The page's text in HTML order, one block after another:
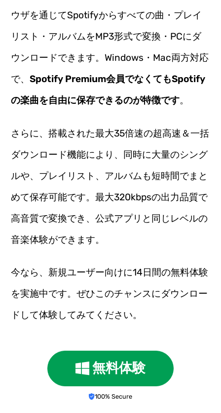
ウザを通じてSpotifyからすべての曲・プレイ
リスト・アルバムをMP3形式で変換・PCにダ
ウンロードできます。Windows・Mac両方対応
で、Spotify Premium会員でなくてもSpotify
の楽曲を自由に保存できるのが特徴です。
さらに、搭載された最大35倍速の超高速＆一括
ダウンロード機能により、同時に大量のシング
ルや、プレイリスト、アルバムも短時間でまと
めて保存可能です。最大320kbpsの出力品質で
高音質で変換でき、公式アプリと同じレベルの
音楽体験ができます。
今なら、新規ユーザー向けに14日間の無料体験
を実施中です。ぜひこのチャンスにダウンロー
ドして体験してみてください。
無料体験
100% Secure